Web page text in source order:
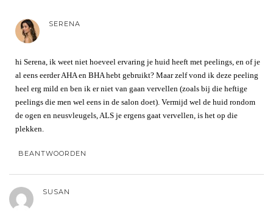
SERENA
hi Serena, ik weet niet hoeveel ervaring je huid heeft met peelings, en of je
al eens eerder AHA en BHA hebt gebruikt? Maar zelf vond ik deze peeling
heel erg mild en ben ik er niet van gaan vervellen (zoals bij die heftige
peelings die men wel eens in de salon doet). Vermijd wel de huid rondom
de ogen en neusvleugels, ALS je ergens gaat vervellen, is het op die
plekken.
BEANTWOORDEN
SUSAN